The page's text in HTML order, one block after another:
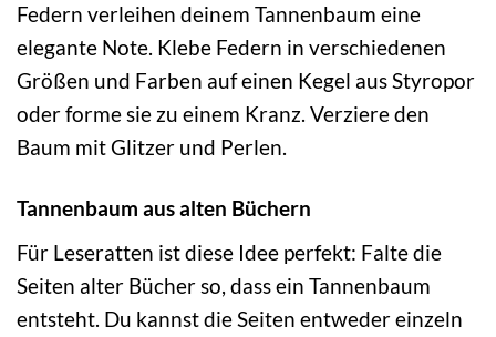
Federn verleihen deinem Tannenbaum eine
elegante Note. Klebe Federn in verschiedenen
Größen und Farben auf einen Kegel aus Styropor
oder forme sie zu einem Kranz. Verziere den
Baum mit Glitzer und Perlen.
Tannenbaum aus alten Büchern
Für Leseratten ist diese Idee perfekt: Falte die
Seiten alter Bücher so, dass ein Tannenbaum
entsteht. Du kannst die Seiten entweder einzeln